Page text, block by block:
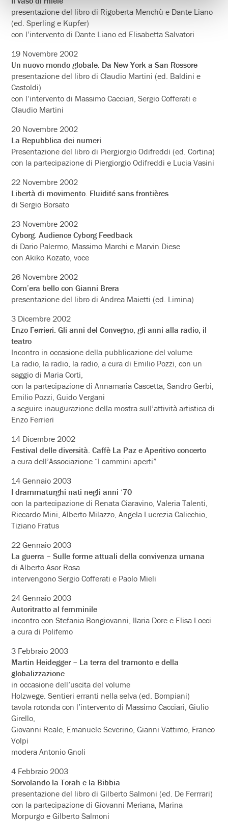
presentazione del libro di Rigoberta Menchù e Dante Liano
(ed. Sperling e Kupfer)
con l’intervento di Dante Liano ed Elisabetta Salvatori
19 Novembre 2002
Un nuovo mondo globale. Da New York a San Rossore
presentazione del libro di Claudio Martini (ed. Baldini e
Castoldi)
con l’intervento di Massimo Cacciari, Sergio Cofferati e
Claudio Martini
20 Novembre 2002
La Repubblica dei numeri
Presentazione del libro di Piergiorgio Odifreddi (ed. Cortina)
con la partecipazione di Piergiorgio Odifreddi e Lucia Vasini
22 Novembre 2002
Libertà di movimento. Fluidité sans frontières
di Sergio Borsato
23 Novembre 2002
Cyborg. Audience Cyborg Feedback
di Dario Palermo, Massimo Marchi e Marvin Diese
con Akiko Kozato, voce
26 Novembre 2002
Com’era bello con Gianni Brera
presentazione del libro di Andrea Maietti (ed. Limina)
3 Dicembre 2002
Enzo Ferrieri. Gli anni del Convegno, gli anni alla radio, il
teatro
Incontro in occasione della pubblicazione del volume
La radio, la radio, la radio, a cura di Emilio Pozzi, con un
saggio di Maria Corti,
con la partecipazione di Annamaria Cascetta, Sandro Gerbi,
Emilio Pozzi, Guido Vergani
a seguire inaugurazione della mostra sull’attività artistica di
Enzo Ferrieri
14 Dicembre 2002
Festival delle diversità. Caffè La Paz e Aperitivo concerto
a cura dell’Associazione “I cammini aperti”
14 Gennaio 2003
I drammaturghi nati negli anni ‘70
con la partecipazione di Renata Ciaravino, Valeria Talenti,
Riccardo Mini, Alberto Milazzo, Angela Lucrezia Calicchio,
Tiziano Fratus
22 Gennaio 2003
La guerra – Sulle forme attuali della convivenza umana
di Alberto Asor Rosa
intervengono Sergio Cofferati e Paolo Mieli
24 Gennaio 2003
Autoritratto al femminile
incontro con Stefania Bongiovanni, Ilaria Dore e Elisa Locci
a cura di Polifemo
3 Febbraio 2003
Martin Heidegger – La terra del tramonto e della
globalizzazione
in occasione dell’uscita del volume
Holzwege. Sentieri erranti nella selva (ed. Bompiani)
tavola rotonda con l’intervento di Massimo Cacciari, Giulio
Girello,
Giovanni Reale, Emanuele Severino, Gianni Vattimo, Franco
Volpi
modera Antonio Gnoli
4 Febbraio 2003
Sorvolando la Torah e la Bibbia
presentazione del libro di Gilberto Salmoni (ed. De Ferrrari)
con la partecipazione di Giovanni Meriana, Marina
Morpurgo e Gilberto Salmoni